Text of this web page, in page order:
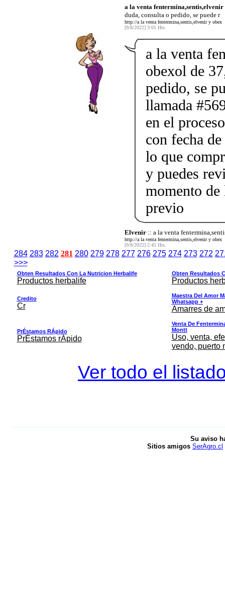
a la venta
duda, consulta o pedido, se puede r
http://a la venta fentermina,sentis,elvenir y obex
[9/8/2022] 3:01 Hrs.
a la venta
obexol de
pedido, se
llamada
en el
con fecha
lo que
y puedes
momento de
previo
Elvenir:: a la venta
http://a la venta fentermina,sentis,elvenir y obex
[9/8/2022] 2:45 Hrs.
284 283 282 281 280 279 278 277 276 275 274 273 272
>>>
Obten Resultados Con La Nutricion Herbalife
Productos herbalife
Obten Resultados
Productos
Credito
Cr
Maestra Del Amor
Whatsapp +
Amarres de
PrÉstamos RÁpido
PrÉstamos rÁpido
Venta De
Montt
Uso, venta,
vendo, puerto
Ver todo el
Su aviso
Sitios amigos SerAgro.cl